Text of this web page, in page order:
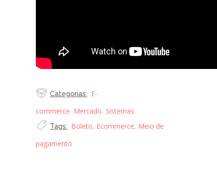
Categorias:
E-
commerce Mercado Sistemas
Tags: Boleto, Ecommerce, Meio de
pagamento